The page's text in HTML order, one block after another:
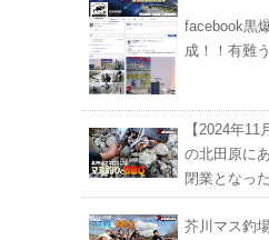
facebook黒
成！！有難
【2024年
の北田原に
閉業となっ
芥川マス釣